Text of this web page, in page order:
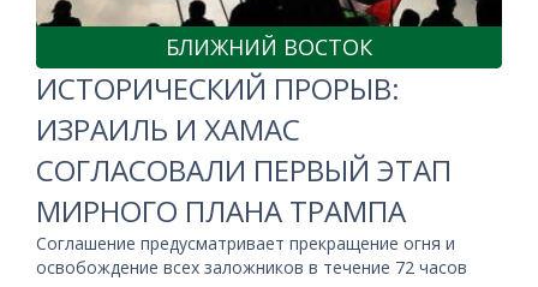
БЛИЖНИЙ ВОСТОК
ИСТОРИЧЕСКИЙ ПРОРЫВ:
ИЗРАИЛЬ И ХАМАС
СОГЛАСОВАЛИ ПЕРВЫЙ ЭТАП
МИРНОГО ПЛАНА ТРАМПА
Соглашение предусматривает прекращение огня и
освобождение всех заложников в течение 72 часов